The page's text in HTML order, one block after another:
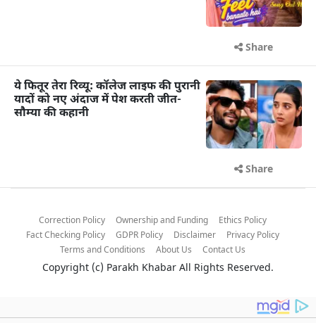
Share
ये फितूर तेरा रिव्यू: कॉलेज लाइफ की पुरानी
यादों को नए अंदाज में पेश करती जीत-
सौम्या की कहानी
Share
Correction Policy Ownership and Funding
Ethics Policy
Fact Checking Policy
GDPR Policy Disclaimer
Privacy Policy
Terms and Conditions
About Us Contact Us
Copyright (c) Parakh Khabar All Rights Reserved.